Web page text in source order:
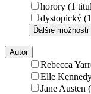
horory (1
dystopický
Ďalšie možnosti
Autor
Rebecca
Elle
Jane Austen